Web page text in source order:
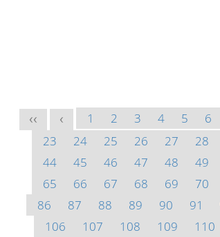
<< < 1 2 3 4 5 6
23
24 25 26 27 28
44
45 46 47 48 49
65
66 67 68 69 70
86
87 88 89 90 91
106
107 108 109 110